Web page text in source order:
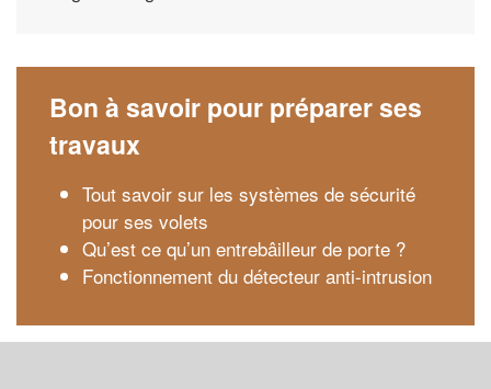
Bon à savoir pour préparer ses
travaux
Tout savoir sur les systèmes de sécurité
pour ses volets
Qu’est ce qu’un entrebâilleur de porte ?
Fonctionnement du détecteur anti-intrusion